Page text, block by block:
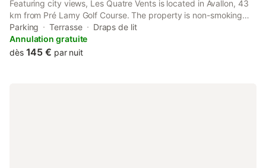
Featuring city views, Les Quatre Vents is located in Avallon, 43
km from Pré Lamy Golf Course. The property is non-smoking
and is set 16 km from Vézelay Basilica.
Parking Terrasse
Draps de lit
Annulation gratuite
dès 145 € par nuit